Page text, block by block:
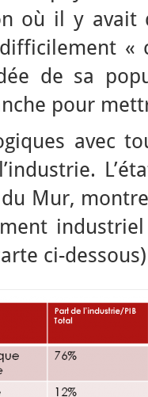
où il y avait
«
de sa
pour
avec
du Mur,
ci-dessous)